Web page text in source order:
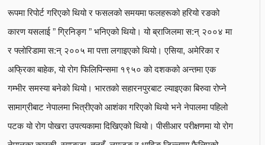
रूपमा रिपोर्ट गरिएको थियो र फसलको समयमा फलहरूको हरियो रङको
कारण यसलाई ” ग्रिनिङ्ग ” भनिएको थियो। यो ब्राजिलमा स:न् २००४ मा
र फ्लोरिडामा स:न् २००५ मा पत्ता लगाइएको थियो। एसिया, अमेरिका र
अफ्रिका बाहेक, यो रोग फिलिपिन्समा १९५० को दशकको अन्तमा एक
गम्भीर समस्या बनेको थियो। भारतको सहारनपुरबाट ल्याइएका बिरुवा रोप्ने
सामाग्रीबाट नेपालमा भित्रीएको आशंका गरिएको थियो भने नेपालमा पहिलो
पटक यो रोग पोखरा उपत्यकामा दिखिएको थियो। पीसीआर परीक्षणमा यो रोग